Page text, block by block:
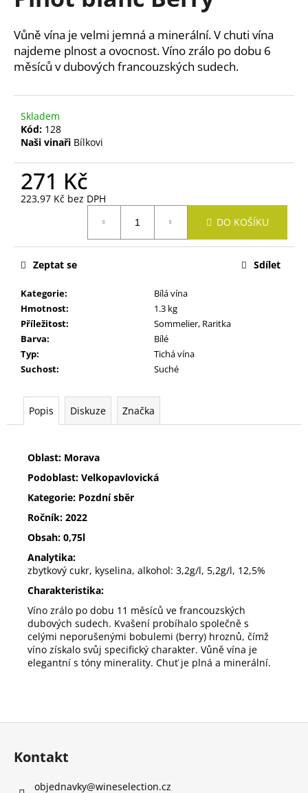
z
5
hvězdiček.
Vůně vína je velmi jemná a minerální. V chuti vína
najdeme plnost a ovocnost. Víno zrálo po dobu 6
měsíců v dubových francouzských sudech.
Skladem
Kód: 128
Naši vinaři Bílkovi
271 Kč
223,97 Kč bez DPH
DO KOŠÍKU
Kategorie:
Bílá vína
Hmotnost:
1.3 kg
Příležitost:
Sommelier, Raritka
Barva:
Bílé
Typ:
Tichá vína
Suchost: Suché
Zeptat se Sdílet
Popis Diskuze Značka
Oblast: Morava
Podoblast: Velkopavlovická
Kategorie: Pozdní sběr
Ročník: 2022
Obsah: 0,75l
Analytika:
zbytkový cukr, kyselina, alkohol: 3,2g/l, 5,2g/l, 12,5%
Charakteristika:
Víno zrálo po dobu 11 měsíců ve francouzských
dubových sudech. Kvašení probíhalo společně s
celými neporušenými bobulemi (berry) hroznů, čímž
víno získalo svůj specifický charakter. Vůně vína je
elegantní s tóny minerality. Chuť je plná a minerální.
j
í
t
?
p
o
u
u
e
m
CUVÉE
333
Z
Kontakt
objednavky@wineselection.cz